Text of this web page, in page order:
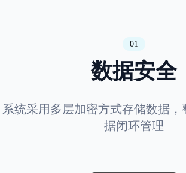
01
数据安全
系统采用多层加密方式存储数据，
据闭环管理